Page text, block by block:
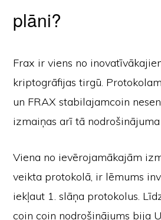
plāni?
Frax ir viens no
kriptogrāfijas tirgū.
un FRAX stabilajamcoin
izmaiņas arī tā
Viena no ievērojamākajām
veikta protokolā, ir lēmums
iekļaut 1. slāņa protokolus.
coin coin nodrošinājums bija